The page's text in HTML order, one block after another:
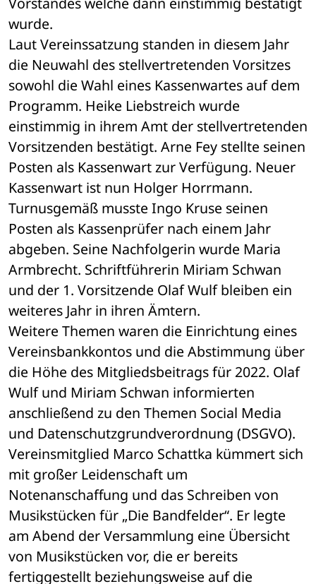
wurde.
Laut Vereinssatzung standen in diesem Jahr
die Neuwahl des stellvertretenden Vorsitzes
sowohl die Wahl eines Kassenwartes auf dem
Programm. Heike Liebstreich wurde
einstimmig in ihrem Amt der stellvertretenden
Vorsitzenden bestätigt. Arne Fey stellte seinen
Posten als Kassenwart zur Verfügung. Neuer
Kassenwart ist nun Holger Horrmann.
Turnusgemäß musste Ingo Kruse seinen
Posten als Kassenprüfer nach einem Jahr
abgeben. Seine Nachfolgerin wurde Maria
Armbrecht. Schriftführerin Miriam Schwan
und der 1. Vorsitzende Olaf Wulf bleiben ein
weiteres Jahr in ihren Ämtern.
Weitere Themen waren die Einrichtung eines
Vereinsbankkontos und die Abstimmung über
die Höhe des Mitgliedsbeitrags für 2022. Olaf
Wulf und Miriam Schwan informierten
anschließend zu den Themen Social Media
und Datenschutzgrundverordnung (DSGVO).
Vereinsmitglied Marco Schattka kümmert sich
mit großer Leidenschaft um
Notenanschaffung und das Schreiben von
Musikstücken für „Die Bandfelder“. Er legte
am Abend der Versammlung eine Übersicht
von Musikstücken vor, die er bereits
fertiggestellt beziehungsweise auf die